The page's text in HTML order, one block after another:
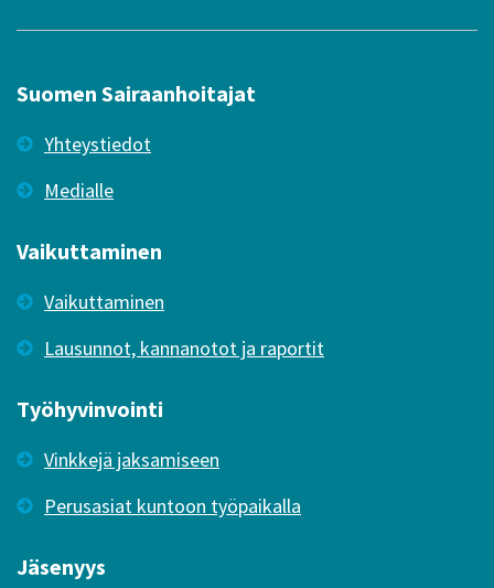
Suomen Sairaanhoitajat
Yhteystiedot
Medialle
Vaikuttaminen
Vaikuttaminen
Lausunnot, kannanotot ja raportit
Työhyvinvointi
Vinkkejä jaksamiseen
Perusasiat kuntoon työpaikalla
Jäsenyys